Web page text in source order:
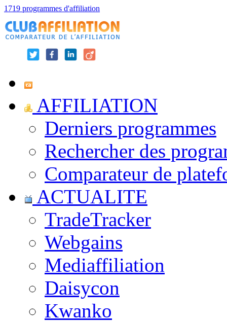
1719 programmes d'affiliation
AFFILIATION
Derniers programmes
Rechercher des
Comparateur de
ACTUALITE
TradeTracker
Webgains
Mediaffiliation
Daisycon
Kwanko